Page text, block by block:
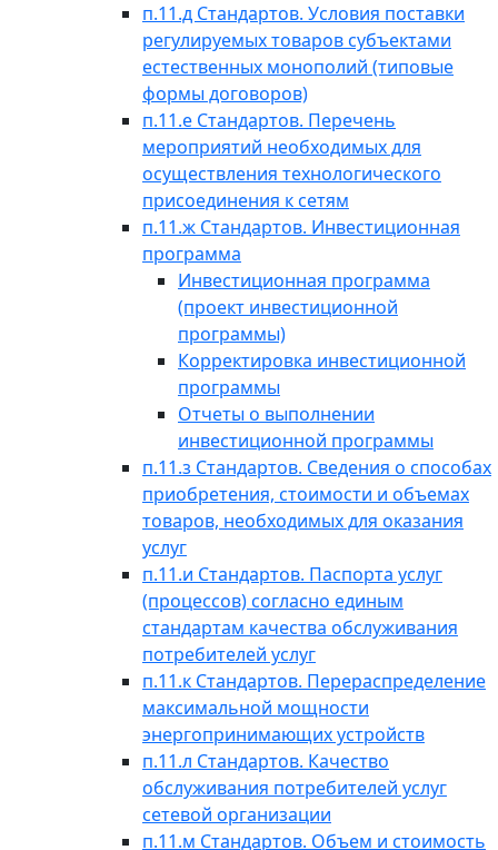
п.11.д Стандартов. Условия поставки
регулируемых товаров субъектами
естественных монополий (типовые
формы договоров)
п.11.е Стандартов. Перечень
мероприятий необходимых для
осуществления технологического
присоединения к сетям
п.11.ж Стандартов. Инвестиционная
программа
Инвестиционная программа
(проект инвестиционной
программы)
Корректировка инвестиционной
программы
Отчеты о выполнении
инвестиционной программы
п.11.з Стандартов. Сведения о способах
приобретения, стоимости и объемах
товаров, необходимых для оказания
услуг
п.11.и Стандартов. Паспорта услуг
(процессов) согласно единым
стандартам качества обслуживания
потребителей услуг
п.11.к Стандартов. Перераспределение
максимальной мощности
энергопринимающих устройств
п.11.л Стандартов. Качество
обслуживания потребителей услуг
сетевой организации
п.11.м Стандартов. Объем и стоимость